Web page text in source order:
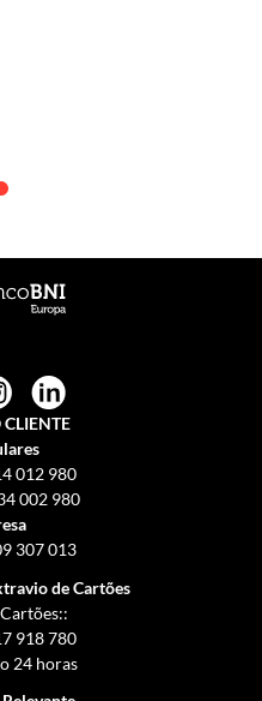
012 980
002 980
307 013
de Cartões
:
918 780
24 horas